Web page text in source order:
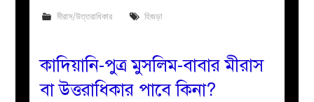
মীরাস/উত্তরাধিকার হিজড়া
কাদিয়ানি-পুত্র মুসলিম-বাবার মীরাস
বা উত্তরাধিকার পাবে কিনা?